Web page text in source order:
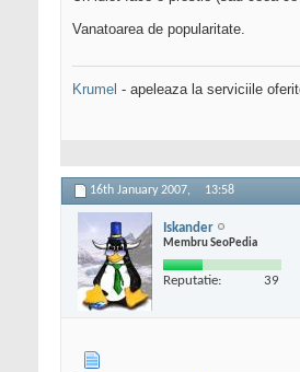
Vanatoarea de popularitate.
Krumel - apeleaza la serviciile
16th January 2007, 13:58
Iskander
Membru SeoPedia
Reputatie: 39